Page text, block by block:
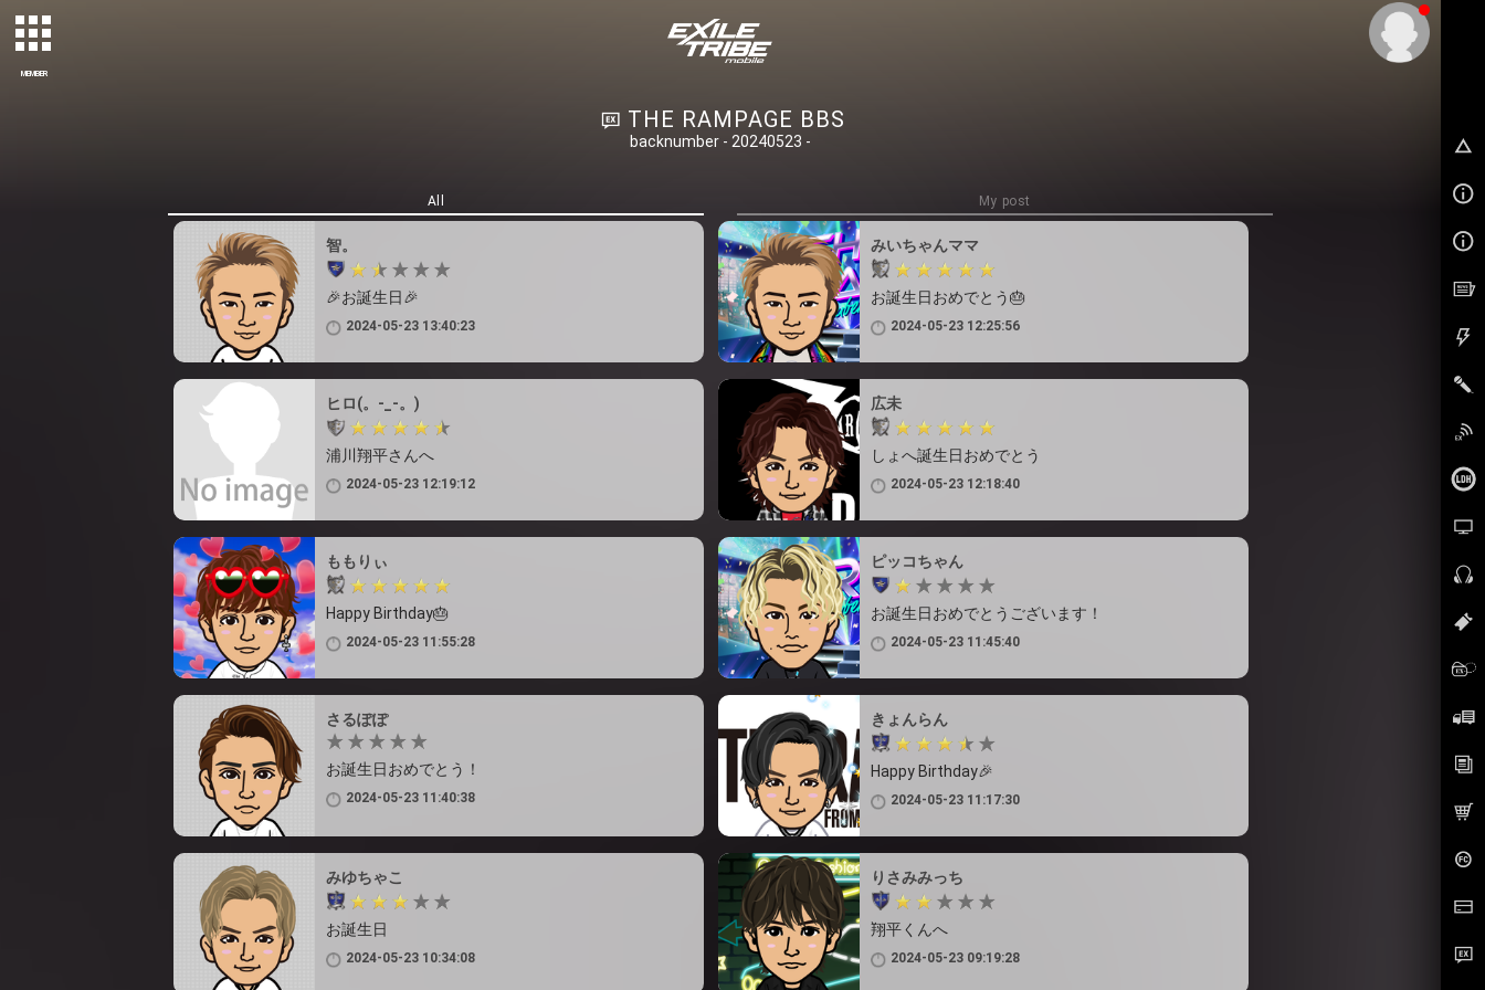
MEMBER
THE RAMPAGE BBS
backnumber - 20240523 -
All My post
智。
🎉お誕生日🎉
2024-05-23 13:40:23
みいちゃんママ
お誕生日おめでとう🎂
2024-05-23 12:25:56
ヒロ(。-_-。)
浦川翔平さんへ
2024-05-23 12:19:12
広未
しょへ誕生日おめでとう
2024-05-23 12:18:40
ももりぃ
Happy Birthday🎂
2024-05-23 11:55:28
ピッコちゃん
お誕生日おめでとうございます！
2024-05-23 11:45:40
さるぽぽ
お誕生日おめでとう！
2024-05-23 11:40:38
きょんらん
Happy Birthday🎉
2024-05-23 11:17:30
みゆちゃこ
お誕生日
2024-05-23 10:34:08
りさみみっち
翔平くんへ
2024-05-23 09:19:28